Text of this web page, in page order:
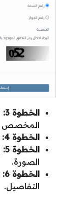
الخطوة 3:
المخصص
الخطوة 4:
الخطوة 5:
الصورة.
الخطوة 6:
التفاصيل.